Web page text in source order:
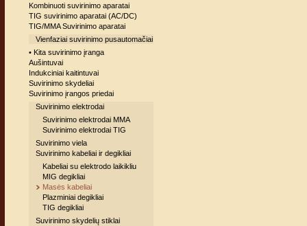
Kombinuoti suvirinimo aparatai
TIG suvirinimo aparatai (AC/DC)
TIG/MMA Suvirinimo aparatai
Vienfaziai suvirinimo pusautomačiai
• Kita suvirinimo įranga
Aušintuvai
Indukciniai kaitintuvai
Suvirinimo skydeliai
Suvirinimo įrangos priedai
Suvirinimo elektrodai
Suvirinimo elektrodai MMA
Suvirinimo elektrodai TIG
Suvirinimo viela
Suvirinimo kabeliai ir degikliai
Kabeliai su elektrodo laikikliu
MIG degikliai
Masės kabeliai
Plazminiai degikliai
TIG degikliai
Suvirinimo skydelių stiklai